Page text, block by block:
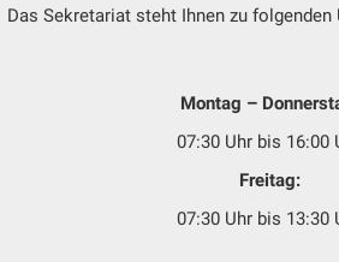
Das Sekretariat steht Ihnen zu folgenden
Montag –
07:30 Uhr bis 16:00
Freitag:
07:30 Uhr bis 13:30